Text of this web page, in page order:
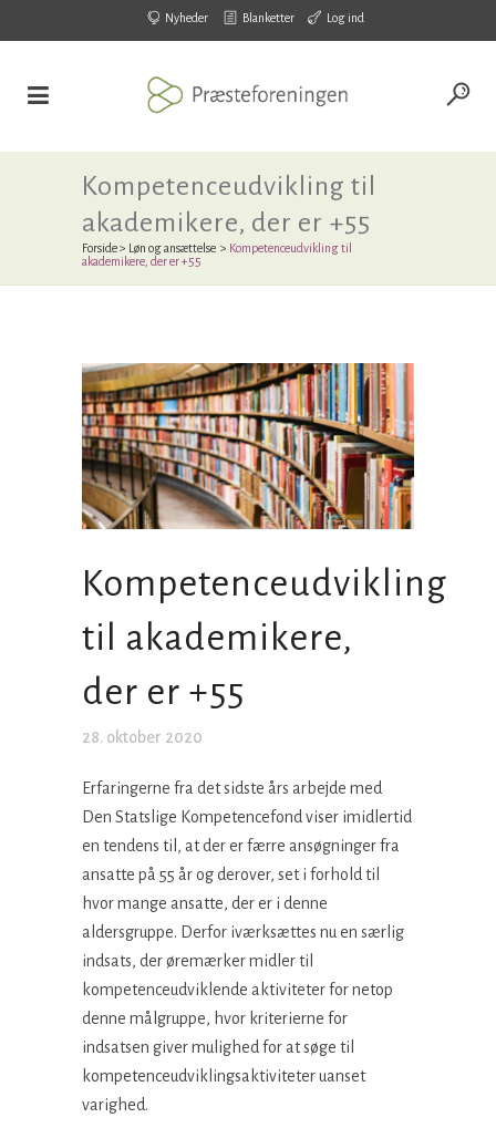
Nyheder Blanketter Log ind
Kompetenceudvikling til
akademikere, der er +55
Forside> Løn og ansættelse > Kompetenceudvikling til
akademikere, der er +55
Kompetenceudvikling
til akademikere,
der er +55
28. oktober 2020
Erfaringerne fra det sidste års arbejde med
Den Statslige Kompetencefond viser imidlertid
en tendens til, at der er færre ansøgninger fra
ansatte på 55 år og derover, set i forhold til
hvor mange ansatte, der er i denne
aldersgruppe. Derfor iværksættes nu en særlig
indsats, der øremærker midler til
kompetenceudviklende aktiviteter for netop
denne målgruppe, hvor kriterierne for
indsatsen giver mulighed for at søge til
kompetenceudviklingsaktiviteter uanset
varighed.